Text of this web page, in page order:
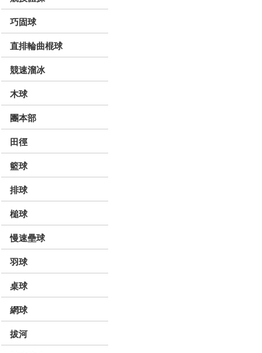
巧固球
直排輪曲棍球
競速溜冰
木球
團本部
田徑
籃球
排球
槌球
慢速壘球
羽球
桌球
網球
拔河